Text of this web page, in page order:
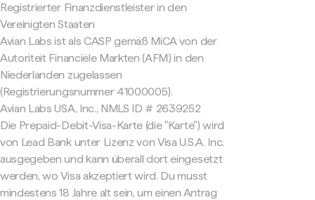
Registrierter Finanzdienstleister in den
Vereinigten Staaten
Avian Labs ist als CASP gemäß MiCA von der
Autoriteit Financiële Markten (AFM) in den
Niederlanden zugelassen
(Registrierungsnummer 41000005).
Avian Labs USA, Inc., NMLS ID # 2639252
Die Prepaid-Debit-Visa-Karte (die "Karte") wird
von Lead Bank unter Lizenz von Visa U.S.A. Inc.
ausgegeben und kann überall dort eingesetzt
werden, wo Visa akzeptiert wird. Du musst
mindestens 18 Jahre alt sein, um einen Antrag